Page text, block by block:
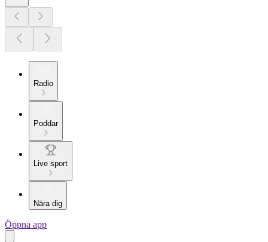
Radio
Poddar
Live sport
Nära dig
Öppna app